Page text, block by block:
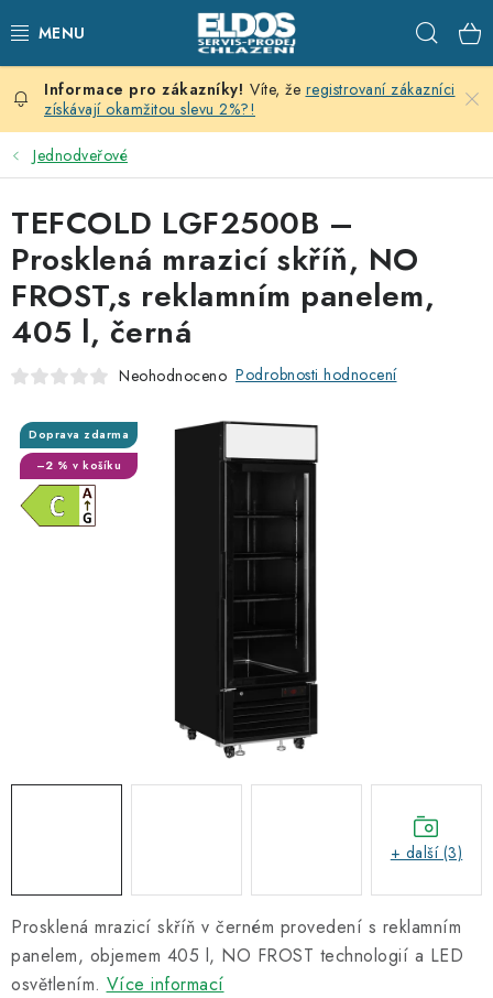
na
PRODEJNÍ CHLAZENÍ
SKLADOVACÍ CHLAZENÍ
CHLAZENÍ PRO PŘÍPRAVU
VÝČEPNÍ ZAŘÍZENÍ
DOMÁCÍ SPOTŘEBIČE
KLIMATIZACE
ZNAČKY
Informační centrum Proč zvolit TEFCOLD
Obchodní podmínky
Víte, že registrovaní zákazníci
získávají okamžitou slevu 2%?!
Jednodveřové
Prosklená mrazicí skříň v černém provedení s reklamním
panelem, objemem 405 l, NO FROST technologií a LED
osvětlením. Více informací
TEFCOLD LGF2500B –
Prosklená mrazicí skříň, NO
FROST,s reklamním panelem,
405 l, černá
Neohodnoceno Podrobnosti hodnocení
Doprava zdarma
–2 % v košíku
+ další (3)